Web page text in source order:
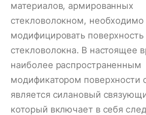
материалов, армированных
стекловолокном, необходимо
модифицировать поверхность
стекловолокна. В настоящее
наиболее распространенным
модификатором поверхности
является силановый
который включает в себя